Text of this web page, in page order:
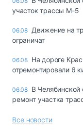
участок трассы М-5
06.08 Движение на
ограничат
06.08 На дороге
отремонтировали 6
06.08 В Челябинской
ремонт участка
Все новости